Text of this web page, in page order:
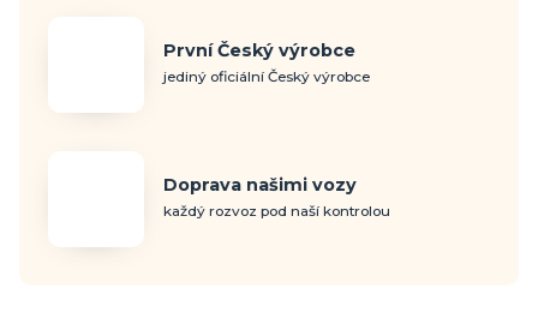
První Český výrobce
jediný oficiální Český výrobce
Doprava našimi vozy
každý rozvoz pod naší kontrolou